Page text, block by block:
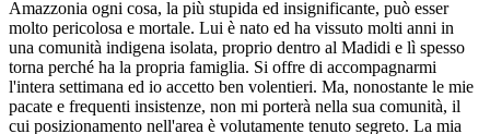
Amazzonia ogni cosa, la più stupida ed insignificante, può esser
molto pericolosa e mortale. Lui è nato ed ha vissuto molti anni in
una comunità indigena isolata, proprio dentro al Madidi e lì spesso
torna perché ha la propria famiglia. Si offre di accompagnarmi
l'intera settimana ed io accetto ben volentieri. Ma, nonostante le mie
pacate e frequenti insistenze, non mi porterà nella sua comunità, il
cui posizionamento nell'area è volutamente tenuto segreto. La mia